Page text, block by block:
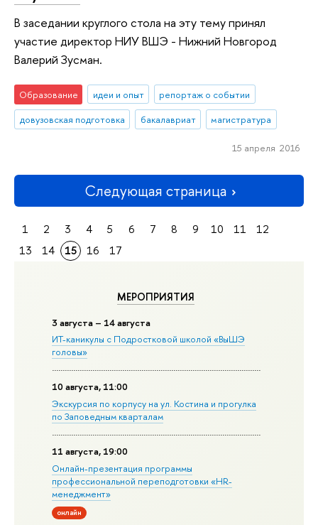
МЕРОПРИЯТИЯ
3 августа – 14 августа
ИТ-каникулы с Подростковой школой «ВыШЭ
головы»
10 августа, 11:00
Экскурсия по корпусу на ул. Костина и прогулка
по Заповедным кварталам
11 августа, 19:00
Онлайн-презентация программы
профессиональной переподготовки «HR-
менеджмент»
онлайн
В заседании круглого стола на эту тему принял
участие директор НИУ ВШЭ - Нижний Новгород
Валерий Зусман.
Образование идеи и опыт
репортаж о событии
довузовская подготовка
бакалавриат магистратура
15 апреля 2016
Следующая страница
1 2 3 4 5 6 7 8 9 10 11
12
13
14 15 16 17